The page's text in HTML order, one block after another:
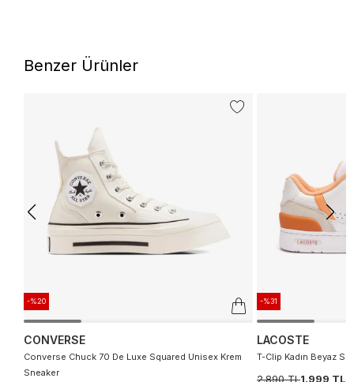
Benzer Ürünler
-%20
CONVERSE
Converse Chuck 70 De Luxe Squared Unisex Krem
Sneaker
-%31
LACOSTE
T-Clip Kadın Beyaz
2.890 TL1.999 TL